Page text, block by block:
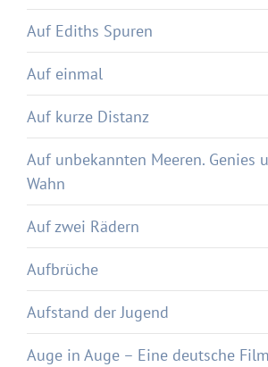
Auf Ediths Spuren
Auf einmal
Auf kurze Distanz
Auf unbekannten Meeren. Genies
Wahn
Auf zwei Rädern
Aufbrüche
Aufstand der Jugend
Auge in Auge – Eine deutsche